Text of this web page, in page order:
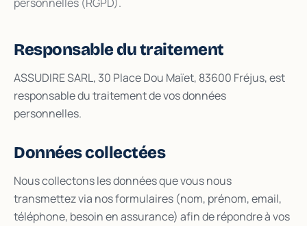
Responsable du traitement
ASSUDIRE SARL, 30 Place Dou Maïet, 83600 Fréjus, est
responsable du traitement de vos données
personnelles.
Données collectées
Nous collectons les données que vous nous
transmettez via nos formulaires (nom, prénom, email,
téléphone, besoin en assurance) afin de répondre à vos